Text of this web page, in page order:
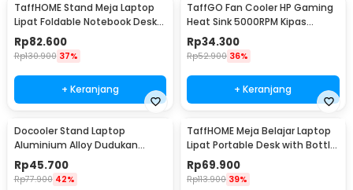
TaffHOME Stand Meja Laptop
Lipat Foldable Notebook Desk
Table - BC60
Rp82.600
Rp130.900 37%
+ Keranjang
TaffGO Fan Cooler HP Gaming
Heat Sink 5000RPM Kipas
Pendingin 5V - H-15
Rp34.300
Rp52.900 36%
+ Keranjang
Docooler Stand Laptop
Aluminium Alloy Dudukan
Holder Foldable 7 Level - N7
Rp45.700
Rp77.900 42%
TaffHOME Meja Belajar Laptop
Lipat Portable Desk with Bottle
Hole - L62
Rp69.900
Rp113.900 39%